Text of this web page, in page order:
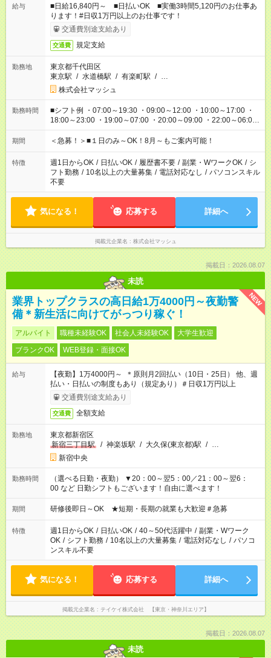
給与
■日給16,840円～ ■日払いOK ■実働3時間5,120円のお仕事あ
ります！#日収1万円以上のお仕事です！
交通費別途支給あり
交通費 規定支給
勤務地
東京都千代田区
東京駅 / 水道橋駅 / 有楽町駅 / …
株式会社マッシュ
勤務時間
■シフト例 ・07:00～19:30 ・09:00～12:00 ・10:00～17:00 ・
18:00～23:00 ・19:00～07:00 ・20:00～09:00 ・22:00～06:00
etc ★最短で3時間で5,120円のお仕事から 15時間で2万円近く稼
げるお仕事も！ ご希望のお時間に合わせてご紹介！ ※シフトは
ください！
期間 ＜急募！＞■１日のみ～OK！8月～もご案内可能！
特徴 週1日からOK / 日払いOK / 履歴書不要 / 副業・WワークOK / シ
フト勤務 / 10名以上の大量募集 / 電話対応なし / パソコンスキル
不要
気になる！ 応募する 詳細へ
掲載元企業名 株式会社マッシュ
掲載日：2026.08.07
未読
NEW
業界トップクラスの高日給1万4000円～夜勤警
備＊新生活に向けてがっつり稼ぐ！
アルバイト 職種未経験OK 社会人未経験OK
大学生歓迎
ブランクOK
WEB登録・面接OK
給与
【夜勤】1万4000円～ ＊原則月2回払い（10日・25日） 他、週
払い・日払いの制度もあり（規定あり）＃日収1万円以上
交通費別途支給あり
交通費 全額支給
勤務地
東京都新宿区
新宿三丁目駅
/ 神楽坂駅 / 大久保(東京都)駅 / …
新宿中央
勤務時間
（選べる日勤・夜勤） ▼20：00～翌5：00／21：00～翌6：
00 など 日勤シフトもございます！自由に選べます！
期間 研修後即日～OK ★短期・長期の就業も大歓迎＃急募
特徴 週1日からOK / 日払いOK / 40～50代活躍中 / 副業・Wワーク
OK / シフト勤務 / 10名以上の大量募集 / 電話対応なし / パソコ
ンスキル不要
気になる！ 応募する 詳細へ
掲載元企業名 テイケイ株式会社 【東京・神奈川エリア】
掲載日：2026.08.07
未読